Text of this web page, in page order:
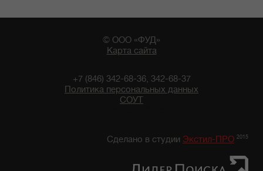
© ООО «ФУД»
Карта сайта
+7 (846) 342-68-36, 342-68-37
Политика персональных данных
СОУТ
Сделано в студии Экстил-ПРО 2015